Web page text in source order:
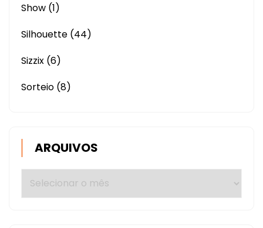
Show (1)
Silhouette (44)
Sizzix (6)
Sorteio (8)
ARQUIVOS
Arquivos